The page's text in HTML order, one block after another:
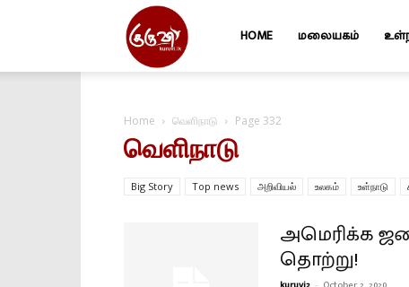
HOME மலையகம்
Home வெளிநாடு Page 332
வெளிநாடு
Big Story Top news அறிவியல் உலகம் உள்நாடு
அமெரிக்க
தொற்று!
-